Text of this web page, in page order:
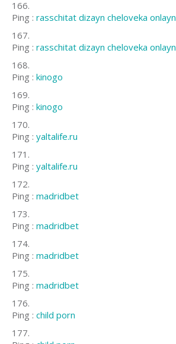
Ping : rasschitat dizayn cheloveka onlayn
Ping : rasschitat dizayn cheloveka onlayn
Ping : kinogo
Ping : kinogo
Ping : yaltalife.ru
Ping : yaltalife.ru
Ping : madridbet
Ping : madridbet
Ping : madridbet
Ping : madridbet
Ping : child porn